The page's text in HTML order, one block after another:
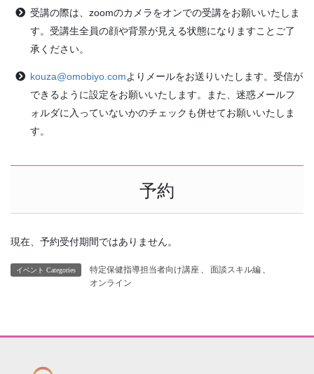
受講の際は、zoomのカメラをオンでの受講をお願いいたしま
す。受講生全員の顔や背景が見える状態になりますことご了
承ください。
kouza@omobiyo.comよりメールをお送りいたします。受信が
できるように設定をお願いいたします。また、迷惑メールフ
ォルダに入っていないかのチェックも併せてお願いいたしま
す。
予約
現在、予約受付期間ではありません。
イベント Categories 特定保健指導担当者向け講座 面談スキル編
オンライン